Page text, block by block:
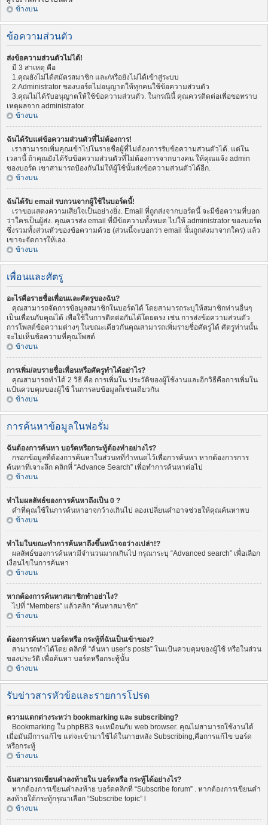
ข้างบน
ข้อความส่วนตัว
ส่งข้อความส่วนตัวไม่ได้!
มี 3 สาเหตุ คือ
1.คุณยังไม่ได้สมัครสมาชิก และ/หรือยังไม่ได้เข้าสู่ระบบ
2.Administrator ของบอร์ดไม่อนุญาตให้ทุกคนใช้ข้อความส่วนตัว
3.คุณไม่ได้รับอนุญาตให้ใช้ข้อความส่วนตัว. ในกรณีนี้ คุณควรติดต่อเพื่อขอทราบ
เหตุผลจาก administrator.
ข้างบน
ฉันได้รับแต่ข้อความส่วนตัวที่ไม่ต้องการ!
เราสามารถเพิ่มคุณเข้าไปในรายชื่อผู้ที่ไม่ต้องการรับข้อความส่วนตัวได้. แต่ใน
เวลานี้ ถ้าคุณยังได้รับข้อความส่วนตัวที่ไม่ต้องการจากบางคน ให้คุณแจ้ง admin
ของบอร์ด เขาสามารถป้องกันไม่ให้ผู้ใช้นั้นส่งข้อความส่วนตัวได้อีก.
ข้างบน
ฉันได้รับ email รบกวนจากผู้ใช้ในบอร์ดนี้!
เราขอแสดงความเสียใจเป็นอย่างยิ่ง. Email ที่ถูกส่งจากบอร์ดนี้ จะมีข้อความที่บอก
ว่าใครเป็นผู้ส่ง. คุณควรส่ง email ที่มีข้อความทั้งหมด ไปให้ administrator ของบอร์ด
ซึ่งรวมทั้งส่วนหัวของข้อความด้วย (ส่วนนี้จะบอกว่า email นั้นถูกส่งมาจากใคร) แล้ว
เขาจะจัดการให้เอง.
ข้างบน
เพื่อนและศัตรู
อะไรคือรายชื่อเพื่อนและศัตรูของฉัน?
คุณสามารถจัดการข้อมูลสมาชิกในบอร์ดได้ โดยสามารถระบุให้สมาชิกท่านอื่นๆ
เป็นเพื่อนกับคุณได้ เพื่อใช้ในการติดต่อกันได้โดยตรง เช่น การส่งข้อความส่วนตัว
การโพสต์ข้อความต่างๆ ในขณะเดียวกันคุณสามารถเพิ่มรายชื่อศัตรูได้ ศัตรูท่านนั้น
จะไม่เห็นข้อความที่คุณโพสต์
ข้างบน
การเพิ่ม/ลบรายชื่อเพื่อนหรือศัตรูทำได้อย่าไร?
คุณสามารถทำได้ 2 วิธี คือ การเพิ่มใน ประวัติของผู้ใช้งานและอีกวิธีคือการเพิ่มใน
แป้นควบคุมของผู้ใช้ ในการลบข้อมูลก็เช่นเดียวกัน
ข้างบน
การค้นหาข้อมูลในฟอรั่ม
ฉันต้องการค้นหา บอร์ดหรือกระทู้ต้องทำอย่างไร?
กรอกข้อมูลที่ต้องการค้นหาในส่วนทที่กำหนดไว้เพื่อการค้นหา หากต้องการการ
ค้นหาที่เจาะลึก คลิกที่ “Advance Search” เพื่อทำการค้นหาต่อไป
ข้างบน
ทำไมผลลัพธ์ของการค้นหาถึงเป็น 0 ?
คำที่คุณใช้ในการค้นหาอาจกว้างเกินไป ลองเปลี่ยนคำอาจช่วยให้คุณค้นหาพบ
ข้างบน
ทำไมในขณะทำการค้นหาถึงขึ้นหน้าจอว่างเปล่า!?
ผลลัพธ์ของการค้นหามีจำนวนมากเกินไป กรุณาระบุ “Advanced search” เพื่อเลือก
เงื่อนไขในการค้นหา
ข้างบน
หากต้องการค้นหาสมาชิกทำอย่าไง?
ไปที่ “Members” แล้วคลิก “ค้นหาสมาชิก”
ข้างบน
ต้องการค้นหา บอร์ดหรือ กระทู้ที่ฉันเป็นเข้าของ?
สามารถทำได้โดย คลิกที่ “ค้นหา user’s posts” ในแป้นควบคุมของผู้ใช้ หรือในส่วน
ของประวัติ เพื่อค้นหา บอร์ดหรือกระทู้นั้น
ข้างบน
รับข่าวสารหัวข้อและรายการโปรด
ความแตกต่างระหว่า bookmarking และ subscribing?
Bookmarking ใน phpBB3 จะเหมือนกับ web browser. คุณไม่สามารถใช้งานได้
เมื่อมันมีการแก้ไข แต่จะเข้ามาใช้ได้ในภายหลัง Subscribing,คือการแก้ไข บอร์ด
หรือกระทู้
ข้างบน
ฉันสามารถเขียนคำลงท้ายใน บอร์ดหรือ กระทู้ได้อย่างไร?
หากต้องการเขียนคำลงท้าย บอร์ดคลิกที่ “Subscribe forum” . หากต้องการเขียนคำ
ลงท้ายใต้กระทู้กรุณาเลือก “Subscribe topic” l
ข้างบน